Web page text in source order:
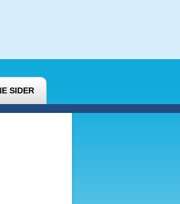
SIDER